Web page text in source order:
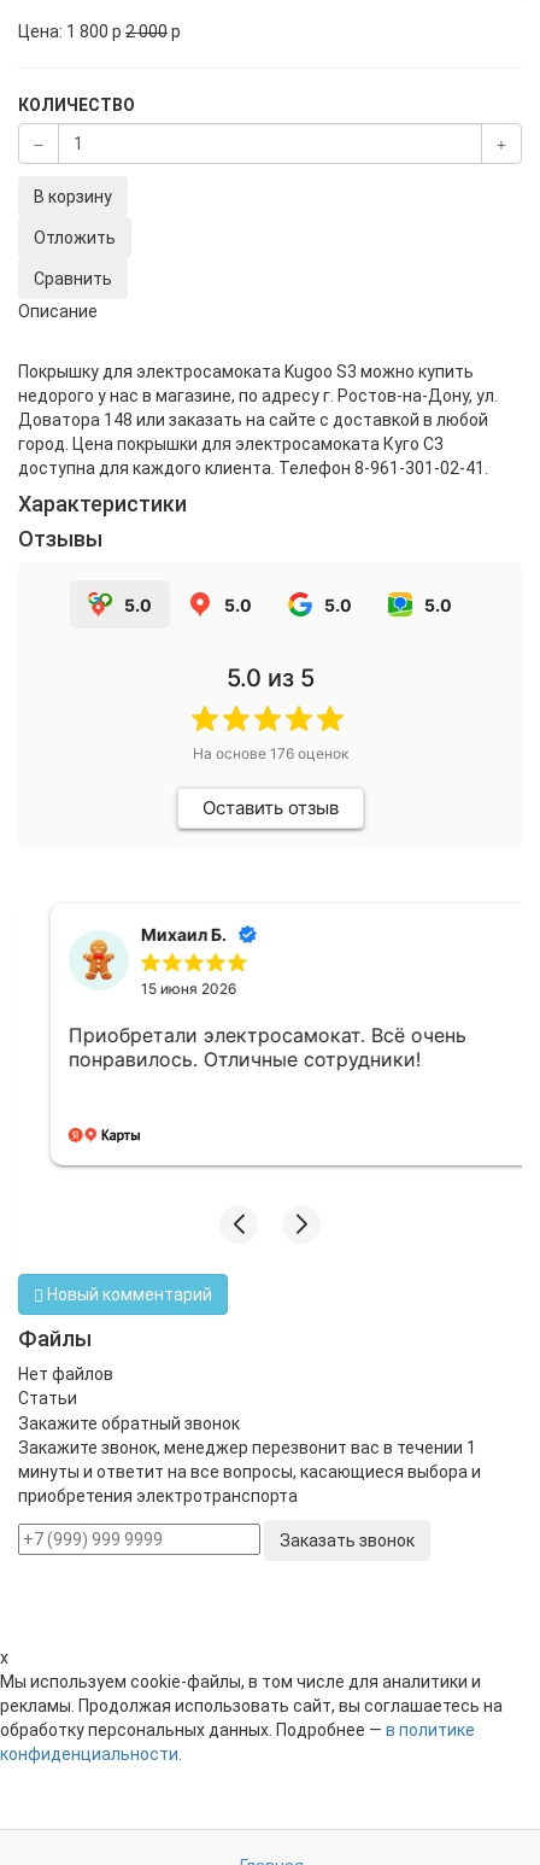
Цена: 1 800 p 2 000p
КОЛИЧЕСТВО
В корзину
Отложить
Сравнить
Описание
Покрышку для электросамоката Kugoo S3 можно купить
недорого у нас в магазине, по адресу г. Ростов-на-Дону, ул.
Доватора 148 или заказать на сайте с доставкой в любой
город. Цена покрышки для электросамоката Куго С3
доступна для каждого клиента. Телефон 8-961-301-02-41.
Характеристики
Отзывы
5.0 5.0 5.0 5.0
5.0 из 5
На основе 176оценок
Оставить отзыв
Михаил Б.
15 июня 2026
Приобретали электросамокат. Всё очень
понравилось. Отличные сотрудники!
Новый комментарий
Файлы
Статьи
Закажите обратный звонок
Закажите звонок, менеджер перезвонит вас в течении 1
минуты и ответит на все вопросы, касающиеся выбора и
приобретения электротранспорта
Мы используем cookie-файлы, в том числе для аналитики и
рекламы. Продолжая использовать сайт, вы соглашаетесь на
обработку персональных данных. Подробнее — в политике
конфиденциальности.